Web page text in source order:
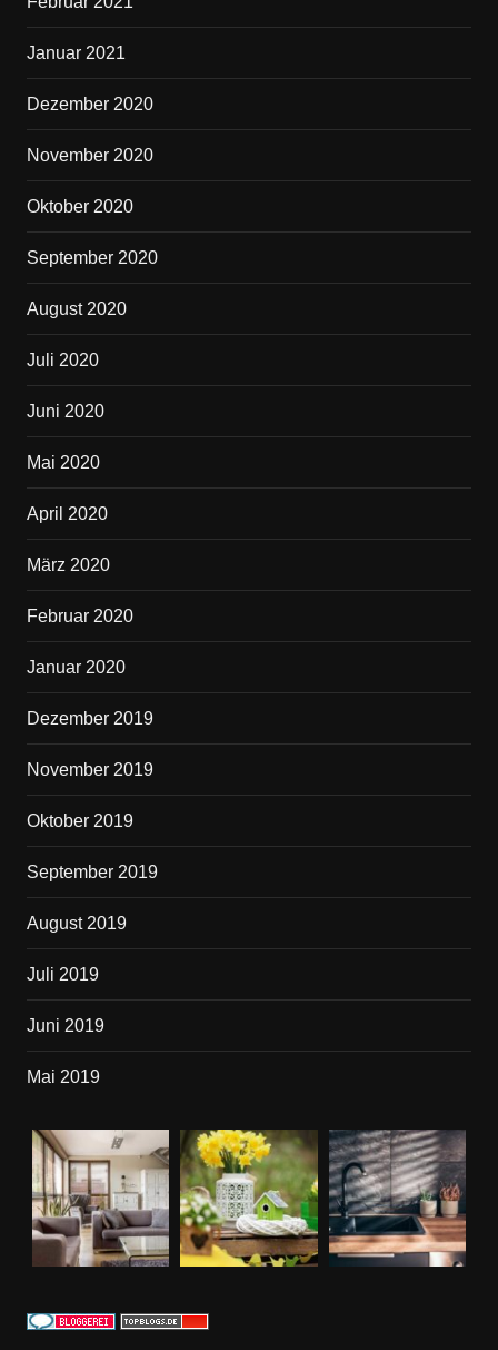
Januar 2021
Dezember 2020
November 2020
Oktober 2020
September 2020
August 2020
Juli 2020
Juni 2020
Mai 2020
April 2020
März 2020
Februar 2020
Januar 2020
Dezember 2019
November 2019
Oktober 2019
September 2019
August 2019
Juli 2019
Juni 2019
Mai 2019